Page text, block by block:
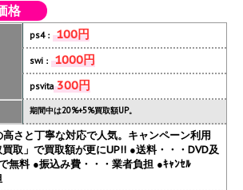
格
ps4： 100円
swi： 1000円
psvita300円
期間中は20%+5%買取額UP。
さと丁寧な対応で人気。キャンペーン利用
取」で買取額が更にUP!! ●送料・・・DVD及
無料 ●振込み費・・・業者負担 ●ｷｬﾝｾﾙ